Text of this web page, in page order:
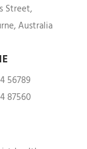
Street,
Australia
56789
87560